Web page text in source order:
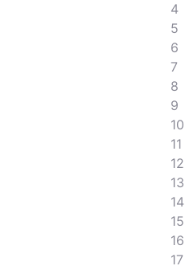
4
5
6
7
8
9
10
11
12
13
14
15
16
17